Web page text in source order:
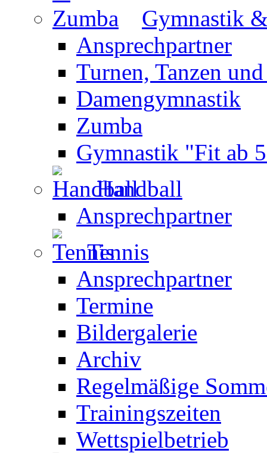
Gymnastik
Ansprechpartner
Turnen, Tanzen
Damengymnastik
Zumba
Gymnastik "Fit ab
Handball
Ansprechpartner
Tennis
Ansprechpartner
Termine
Bildergalerie
Archiv
Regelmäßige
Trainingszeiten
Wettspielbetrieb